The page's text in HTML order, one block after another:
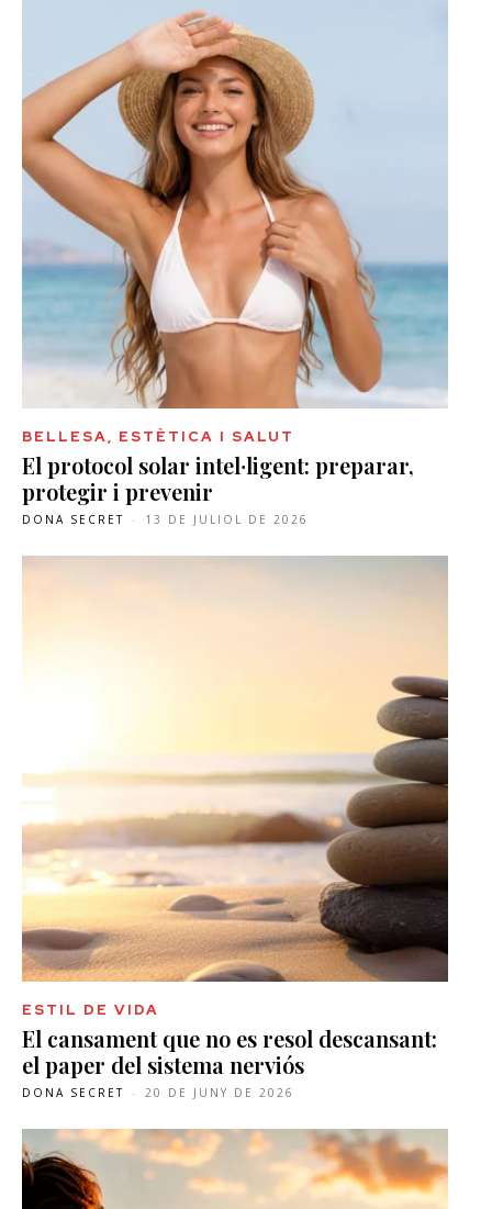
BELLESA, ESTÈTICA I SALUT
El protocol solar intel·ligent: preparar,
protegir i prevenir
DONA SECRET - 13 DE JULIOL DE 2026
ESTIL DE VIDA
El cansament que no es resol descansant:
el paper del sistema nerviós
DONA SECRET - 20 DE JUNY DE 2026